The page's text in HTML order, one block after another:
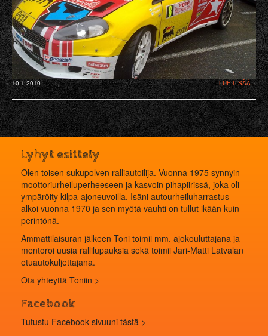
10.1.2010 LUE LISÄÄ...
Lyhyt esittely
Olen toisen sukupolven ralliautoilija. Vuonna 1975 synnyin
moottoriurheiluperheeseen ja kasvoin pihapiirissä, joka oli
ympäröity kilpa-ajoneuvoilla. Isäni autourheiluharrastus
alkoi vuonna 1970 ja sen myötä vauhti on tullut ikään kuin
perintönä.
Ammattilaisuran jälkeen Toni toimii mm. ajokouluttajana ja
mentoroi uusia rallilupauksia sekä toimii Jari-Matti Latvalan
etuautokuljettajana.
Ota yhteyttä Toniin >
Facebook
Tutustu Facebook-sivuuni tästä >